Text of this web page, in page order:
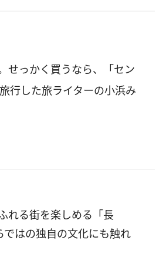
せっかく買うなら、「セン
行した旅ライターの小浜み
れる街を楽しめる「長
ではの独自の文化にも触れ